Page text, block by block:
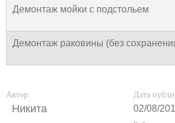
Демонтаж мойки с подстольем
Демонтаж раковины (без
Автор:
Никита
Дата
02/08/